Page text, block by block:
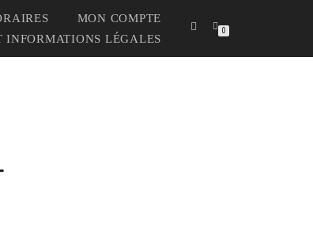
MON COMPTE
INFORMATIONS LÉGALES
0